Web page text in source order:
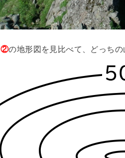
②の地形図を見比べて、どっち